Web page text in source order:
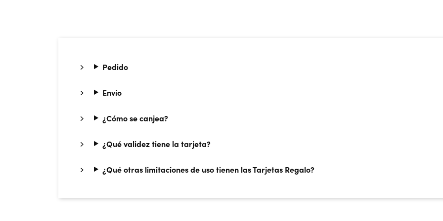
Pedido
Envío
¿Cómo se canjea?
¿Qué validez tiene la tarjeta?
¿Qué otras limitaciones de uso tienen las Tarjetas Regalo?